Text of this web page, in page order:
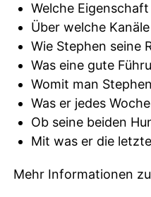
Welche
Über welche
Wie Stephen seine
Was eine gute
Womit man
Was er jedes
Ob seine beiden
Mit was er die
Mehr Informationen